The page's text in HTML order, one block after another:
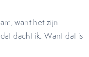
want het zijn
dacht ik. Want dat is